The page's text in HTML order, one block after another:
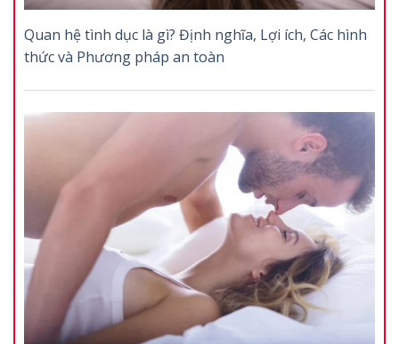
Quan hệ tình dục là gì? Định nghĩa, Lợi ích, Các hình
thức và Phương pháp an toàn